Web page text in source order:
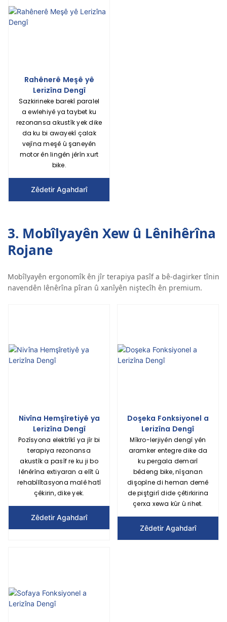
Rahênerê Meşê yê
Lerizîna Dengî
Sazkirineke barekî paralel
a ewlehiyê ya taybet ku
rezonansa akustîk yek dike
da ku bi awayekî çalak
vejîna meşê û şaneyên
motor ên lingên jêrîn xurt
bike.
Zêdetir Agahdarî
3. Mobîlyayên Xew û Lênihêrîna
Rojane
Mobîlyayên ergonomîk ên jîr terapiya pasîf a bê-dagirker tînin
navendên lênêrîna pîran û xanîyên niştecîh ên premium.
Nivîna Hemşîretiyê ya
Lerizîna Dengî
Pozîsyona elektrîkî ya jîr bi
terapiya rezonansa
akustîk a pasîf re ku ji bo
lênêrîna extiyaran a elît û
rehabîlîtasyona malê hatî
çêkirin, dike yek.
Zêdetir Agahdarî
Doşeka Fonksiyonel a
Lerizîna Dengî
Mîkro-lerjiyên dengî yên
aramker entegre dike da
ku pergala demarî
bêdeng bike, nîşanan
dişopîne di heman demê
de piştgirî dide çêtirkirina
çerxa xewa kûr û rihet.
Zêdetir Agahdarî